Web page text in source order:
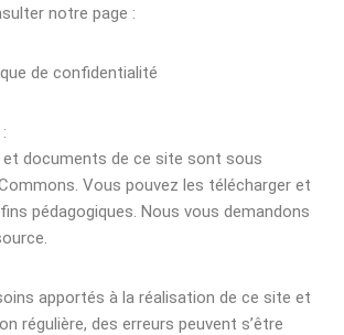
notre page :
de confidentialité
:
documents de ce site sont sous
Vous pouvez les télécharger et
pédagogiques. Nous vous demandons
apportés à la réalisation de ce site et
régulière, des erreurs peuvent s’être